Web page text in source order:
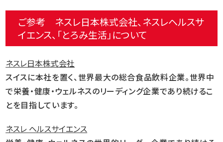
ご参考 ネスレ日本株式会社、ネスレヘルスサ
イエンス、「とろみ生活」について
ネスレ日本株式会社
スイスに本社を置く、世界最大の総合食品飲料企業。世界中
で栄養・健康・ウェルネスのリーディング企業であり続けるこ
とを目指しています。
ネスレ ヘルスサイエンス